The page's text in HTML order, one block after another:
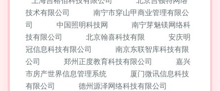
技术有限公司
南宁市穿山甲商业管理有限公
司
中国照明科技网
南宁芽魅镁网络科
技有限公司
北京翰喜科技有限
安庆明
冠信息科技有限公司
南京东联智库科技有限
公司
郑州正度教育科技有限公司
嘉兴
市房产世界信息管理系统
厦门微讯信息科技
有限公司
德州源泽网络科技有限公司